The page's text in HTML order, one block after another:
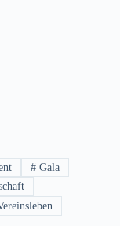
# Gala